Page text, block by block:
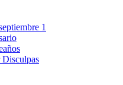
1
Disculpas